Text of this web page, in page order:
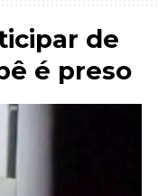
de
é preso